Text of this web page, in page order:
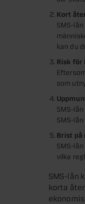
Kort
SMS-
kan du
Risk för
som
SMS-
SMS-
Brist
SMS-
vilka
SMS-lån
korta